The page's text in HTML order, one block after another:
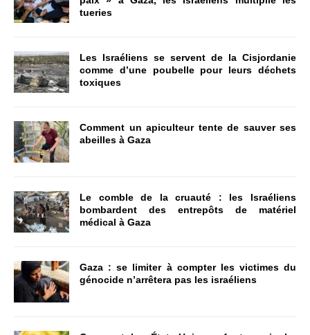
tueries
Les Israéliens se servent de la Cisjordanie
comme d’une poubelle pour leurs déchets
toxiques
Comment un apiculteur tente de sauver ses
abeilles à Gaza
Le comble de la cruauté : les Israéliens
bombardent des entrepôts de matériel
médical à Gaza
Gaza : se limiter à compter les victimes du
génocide n’arrêtera pas les israéliens